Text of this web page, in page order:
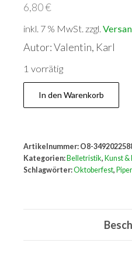
6,80€
inkl. 7 % MwSt. zzgl.
Autor: Valentin, Karl
1 vorrätig
Tingeltangel.
Das
In den Warenkorb
Artikelnummer: O8-
Kategorien: Belletristik, Kunst
Schlagwörter:Oktoberfest,